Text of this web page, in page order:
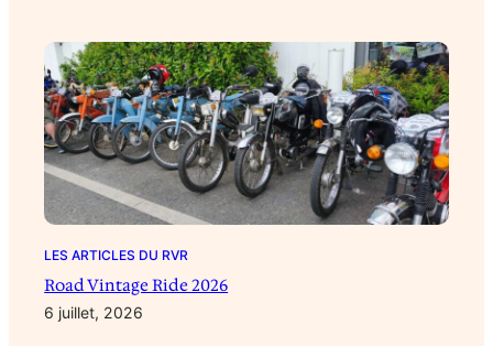
LES ARTICLES DU RVR
Road Vintage Ride 2026
6 juillet, 2026